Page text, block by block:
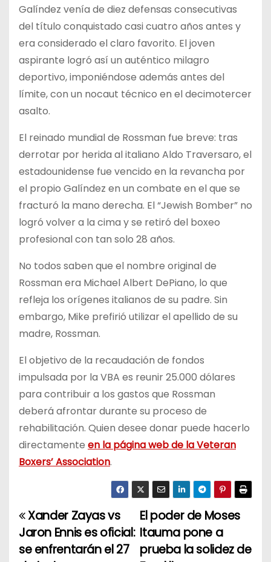
Galíndez venía de diez defensas consecutivas
del título conquistado casi cuatro años antes y
era considerado el claro favorito. El joven
aspirante logró así un auténtico milagro
deportivo, imponiéndose además antes del
límite, con un nocaut técnico en el decimotercer
asalto.
El reinado mundial de Rossman fue breve: tras
derrotar por herida al italiano Aldo Traversaro, el
estadounidense fue vencido en la revancha por
el propio Galíndez en un combate en el que se
fracturó la mano derecha. El “Jewish Bomber” no
logró volver a la cima y se retiró del boxeo
profesional con tan solo 28 años.
No todos saben que el nombre original de
Rossman era Michael Albert DePiano, lo que
refleja los orígenes italianos de su padre. Sin
embargo, Mike prefirió utilizar el apellido de su
madre, Rossman.
El objetivo de la recaudación de fondos
impulsada por la VBA es reunir 25.000 dólares
para contribuir a los gastos que Rossman
deberá afrontar durante su proceso de
rehabilitación. Quien desee donar puede hacerlo
directamente en la página web de la Veteran
Boxers’ Association.
N
a
El poder de Moses
Itauma pone a
prueba la solidez de
Xander Zayas vs
Jaron Ennis es oficial:
se enfrentarán el 27